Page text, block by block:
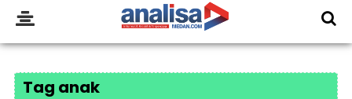
Tag anak